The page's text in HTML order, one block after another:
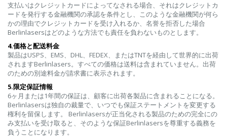
支払いはクレジットカードによってなされる場合、それはクレジットカ
ードを発行する金融機関の承認を条件とし、このような金融機関が何ら
かの理由でクレジットカードを受け入れるか、名誉を拒否した場合
Berlinlasersはどのような方法でも責任を負わないものとします。
4.価格と配送料金
製品はUSPS、EMS、DHL、FEDEX、またはTNTを経由して世界的に出荷
されますBerlinlasers。すべての価格は送料は含まれていません。出荷
のための別途料金が請求書に表示されます。
5.限定保証情報
6ヶ月または1年間の保証は、顧客に出荷各製品に含まれることになる。
Berlinlasersは独自の裁量で、いつでも保証ステートメントを変更する
権利を留保します。 Berlinlasersが正当化される製品のための完全にの
み支払いを受け取ると、そのような保証Berlinlasersを尊重する義務を
負うことになります。